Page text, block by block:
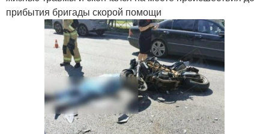
прибытия бригады скорой помощи